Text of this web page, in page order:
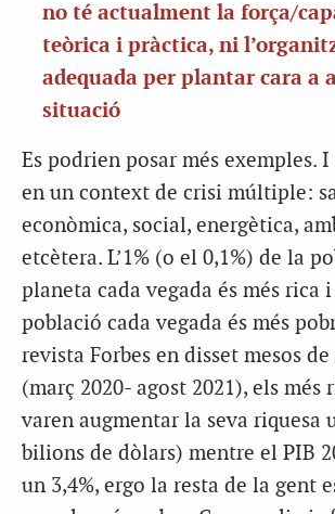
no té actualment la força/
teòrica i pràctica, ni
adequada per plantar cara a
situació
Es podrien posar més exemples.
en un context de crisi múltiple:
econòmica, social, energètica,
etcètera. L’1% (o el 0,1%) de la
planeta cada vegada és més rica
població cada vegada és més
revista Forbes en disset mesos
(març 2020- agost 2021), els més
varen augmentar la seva riquesa
bilions de dòlars) mentre el PIB
un 3,4%, ergo la resta de la gent